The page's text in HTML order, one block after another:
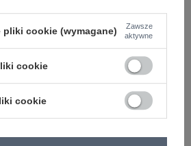
SIĘ I ZOBACZ CENĘ
pomożemy.
740 Zadaj pytanie
cookie (wymagane)
Zawsze
aktywne
cookie
cookie